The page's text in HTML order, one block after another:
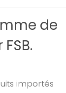
de
importés